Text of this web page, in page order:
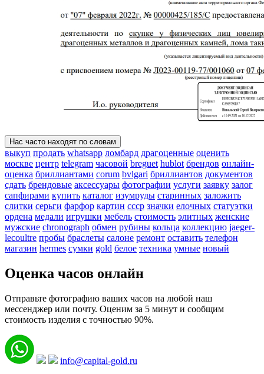
Нас часто находят по словам
выкуп продать whatsapp ломбард драгоценные оценить
москве центр telegram часовой breguet hublot брендов онлайн-
оценка бриллиантами corum bvlgari бриллиантов документов
сдать брендовые аксессуары фотографии услуги заявку залог
сапфирами купить каталог изумруды старинных заложить
слитки серьги фарфор картин ссср значки елочных статуэтки
ордена медали игрушки мебель стоимость элитных женские
мужские chronograph обмен рубины кольца коллекцию jaeger-
lecoultre пробы браслеты салоне ремонт оставить телефон
магазин hermes сумки gold белое техника умные новый
Оценка часов онлайн
Отправьте фотографию ваших часов на любой наш
мессенджер или почту. Оценим за 5 минут и сообщим
стоимость изделия с точностью 90%.
info@capital-gold.ru